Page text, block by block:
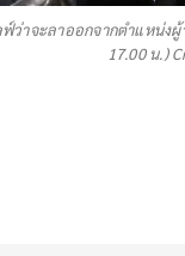
าจะลาออกจากตำแหน่งผู้
17.00 น.)